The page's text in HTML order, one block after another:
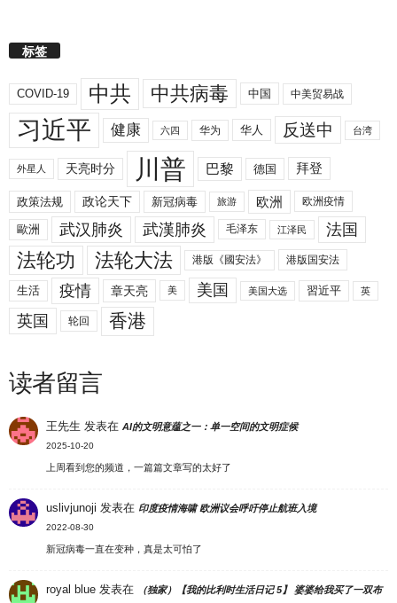
标签
COVID-19 中共 中共病毒 中国 中美贸易战
习近平 健康 六四 华为 华人 反送中 台湾
外星人 天亮时分 川普 巴黎 德国 拜登
政策法规 政论天下 新冠病毒 旅游 欧洲 欧洲疫情
歐洲 武汉肺炎 武漢肺炎 毛泽东 江泽民 法国
法轮功 法轮大法 港版《國安法》 港版国安法
生活 疫情 章天亮 美 美国 美国大选 習近平 英
英国 轮回 香港
读者留言
王先生 发表在AI的文明意蕴之一：单一空间的文明症候
2025-10-20
上周看到您的频道，一篇篇文章写的太好了
uslivjunoji 发表在 印度疫情海啸 欧洲议会呼吁停止航班入境
2022-08-30
新冠病毒一直在变种，真是太可怕了
royal blue 发表在
（独家）【我的比利时生活日记 5】 婆婆给我买了一双布